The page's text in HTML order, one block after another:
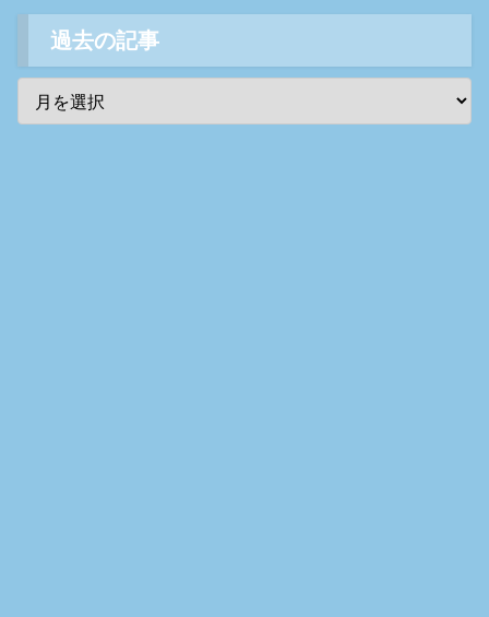
過去の記事